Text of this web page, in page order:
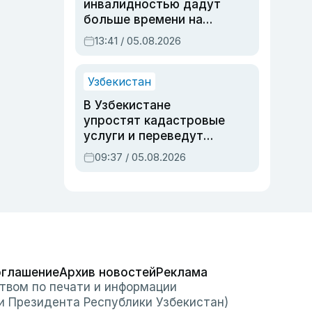
инвалидностью дадут
больше времени на
вступительных
экзаменах
13:41 / 05.08.2026
Узбекистан
В Узбекистане
упростят кадастровые
услуги и переведут
регистрацию
недвижимости в
09:37 / 05.08.2026
Архив новостейРеклама
по печати и информации
Республики Узбекистан)